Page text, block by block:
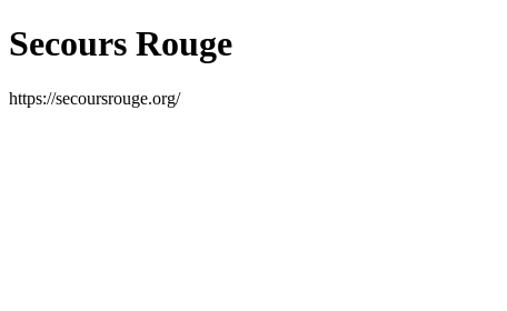
Secours Rouge
https://secoursrouge.org/